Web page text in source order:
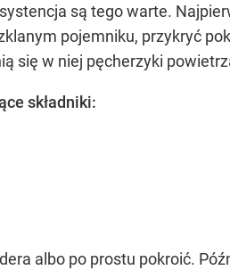
są tego warte.
pojemniku, przykryć
się w niej pęcherzyki
składniki:
albo po prostu pokroić.